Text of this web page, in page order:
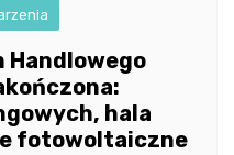
Handlowego
hala
fotowoltaiczne